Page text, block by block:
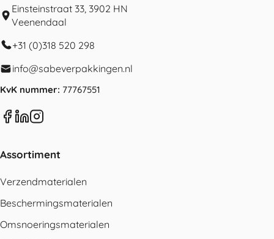
Einsteinstraat 33, 3902 HN
Veenendaal
+31 (0)318 520 298
info@sabeverpakkingen.nl
KvK nummer: 77767551
Assortiment
Verzendmaterialen
Beschermingsmaterialen
Omsnoeringsmaterialen